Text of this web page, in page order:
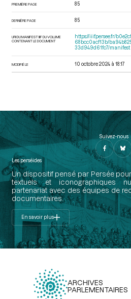
PREMIÈRE PAGE 85
DERNIÈRE PAGE 85
URI DU MANIFEST IIIF DU VOLUME
CONTENANT LE DOCUMENT
https://iiif.persee.fr/
68bcc0acf13b/
33d949d61fc7/manifest
MODIFIÉ LE 10 octobre 2024 à 18:17
Suivez-nous
Les perséides
Un dispositif pensé par Persée
textuels et iconographiques
partenariat avec des équipes de
documentaires.
En savoir plus
ARCHIVES
PARLEMENTAIRES